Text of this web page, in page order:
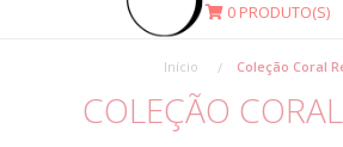
0 PRODUTO(S)
Início Coleção Coral
COLEÇÃO